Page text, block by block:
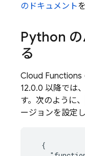
のドキュメント
Python の
る
Cloud Functions
12.0.0 以降では
す。次のように、
ージョンを設定し
  {